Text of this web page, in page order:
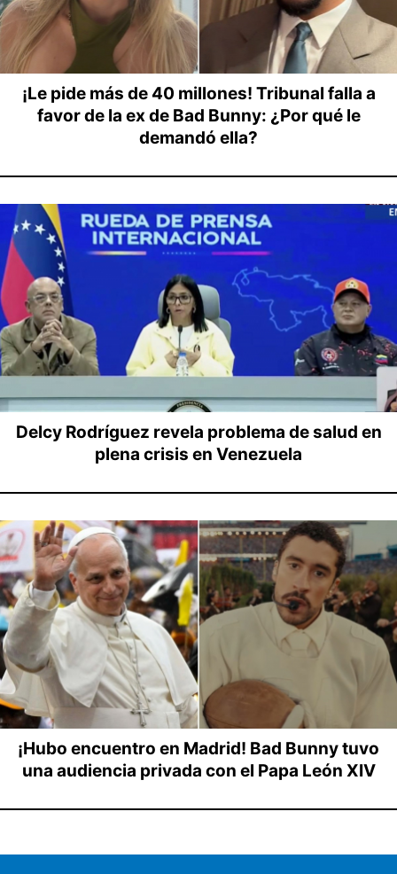
¡Le pide más de 40 millones! Tribunal falla a
favor de la ex de Bad Bunny: ¿Por qué le
demandó ella?
Delcy Rodríguez revela problema de salud en
plena crisis en Venezuela
¡Hubo encuentro en Madrid! Bad Bunny tuvo
una audiencia privada con el Papa León XIV